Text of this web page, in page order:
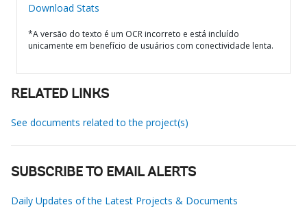
Download Stats
*A versão do texto é um OCR incorreto e está incluído
unicamente em benefício de usuários com conectividade lenta.
RELATED LINKS
See documents related to the project(s)
SUBSCRIBE TO EMAIL ALERTS
Daily Updates of the Latest Projects & Documents